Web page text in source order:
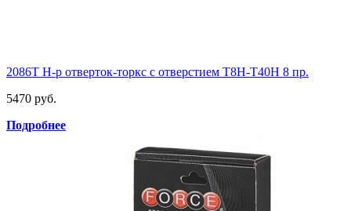
2086T Н-р отверток-торкс с отверстием Т8Н-Т40Н 8 пр.
5470 руб.
Подробнее